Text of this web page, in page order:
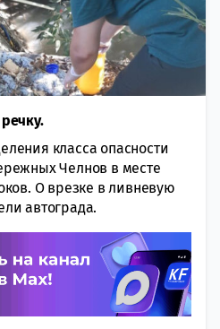
класса опасности
Челнов в месте
О врезке в ливневую
автограда.